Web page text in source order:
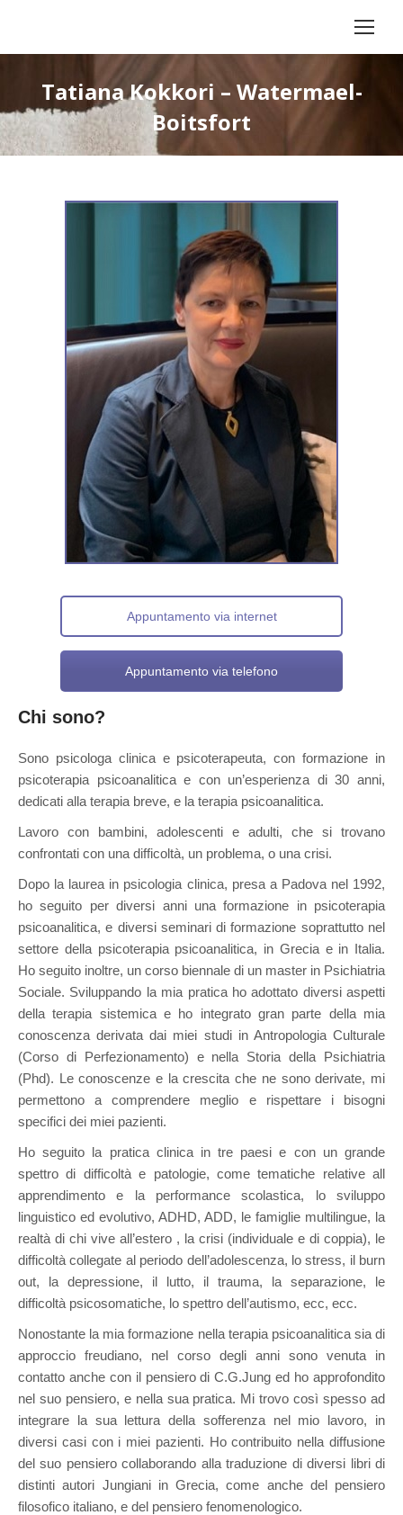
Tatiana Kokkori – Watermael-
Boitsfort
Chi sono?
Sono psicologa clinica e psicoterapeuta, con formazione in
psicoterapia psicoanalitica e con un’esperienza di 30 anni,
dedicati alla terapia breve, e la terapia psicoanalitica.
Lavoro con bambini, adolescenti e adulti, che si trovano
confrontati con una difficoltà, un problema, o una crisi.
Dopo la laurea in psicologia clinica, presa a Padova nel 1992,
ho seguito per diversi anni una formazione in psicoterapia
psicoanalitica, e diversi seminari di formazione soprattutto nel
settore della psicoterapia psicoanalitica, in Grecia e in Italia.
Ho seguito inoltre, un corso biennale di un master in Psichiatria
Sociale. Sviluppando la mia pratica ho adottato diversi aspetti
della terapia sistemica e ho integrato gran parte della mia
conoscenza derivata dai miei studi in Antropologia Culturale
(Corso di Perfezionamento) e nella Storia della Psichiatria
(Phd). Le conoscenze e la crescita che ne sono derivate, mi
permettono a comprendere meglio e rispettare i bisogni
specifici dei miei pazienti.
Ho seguito la pratica clinica in tre paesi e con un grande
spettro di difficoltà e patologie, come tematiche relative all
apprendimento e la performance scolastica, lo sviluppo
linguistico ed evolutivo, ADHD, ADD, le famiglie multilingue, la
realtà di chi vive all’estero , la crisi (individuale e di coppia), le
difficoltà collegate al periodo dell’adolescenza, lo stress, il burn
out, la depressione, il lutto, il trauma, la separazione, le
difficoltà psicosomatiche, lo spettro dell’autismo, ecc, ecc.
Nonostante la mia formazione nella terapia psicoanalitica sia di
approccio freudiano, nel corso degli anni sono venuta in
contatto anche con il pensiero di C.G.Jung ed ho approfondito
nel suo pensiero, e nella sua pratica. Mi trovo così spesso ad
integrare la sua lettura della sofferenza nel mio lavoro, in
diversi casi con i miei pazienti. Ho contribuito nella diffusione
del suo pensiero collaborando alla traduzione di diversi libri di
distinti autori Jungiani in Grecia, come anche del pensiero
filosofico italiano, e del pensiero fenomenologico.
Appuntamento via internet
Appuntamento via telefono